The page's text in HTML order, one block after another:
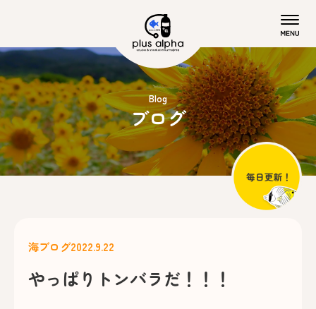
Blog
ブログ
海ブログ2022.9.22
やっぱりトンバラだ！！！